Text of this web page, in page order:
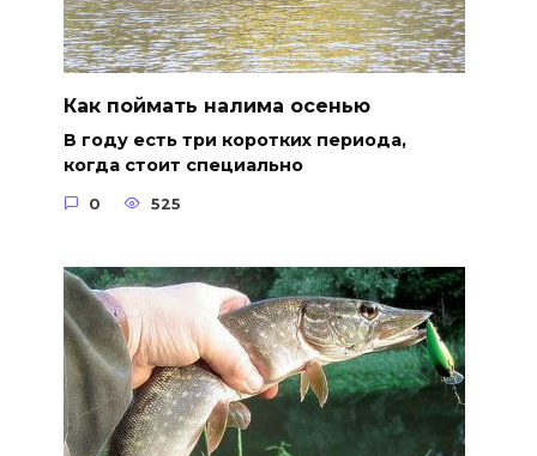
Как поймать налима осенью
В году есть три коротких периода,
когда стоит специально
0 525